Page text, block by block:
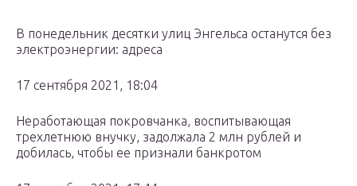
В понедельник десятки улиц Энгельса останутся без
электроэнергии: адреса
17 сентября 2021, 18:04
Неработающая покровчанка, воспитывающая
трехлетнюю внучку, задолжала 2 млн рублей и
добилась, чтобы ее признали банкротом